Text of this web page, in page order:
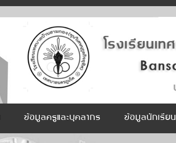
ข้อมูลครูและบุคลากร ข้อมูลนักเรียน